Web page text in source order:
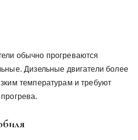
обычно прогреваются
Дизельные двигатели более
температурам и требуют